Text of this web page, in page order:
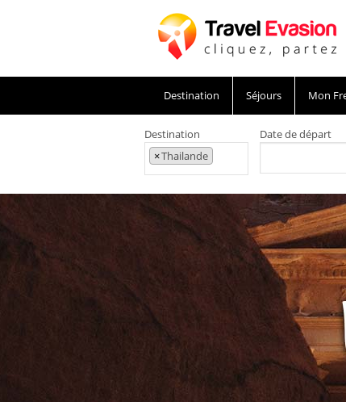
Destination Séjours Mon
Destination
×Thailande
Date de départ
Voyage en Jordanie, circuit à Petra et